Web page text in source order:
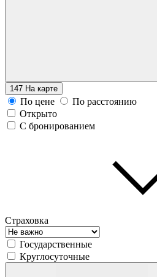
147 На карте
По цене
По расстоянию
Открыто
С бронированием
Страховка
Государственные
Круглосуточные